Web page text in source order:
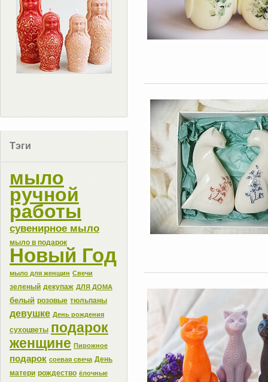
Тэги
мыло
ручной
работы
сувенирное мыло
мыло в подарок
Новый Год
мыло для женщин Свечи
зеленый декупаж ДЛЯ ДОМА
белый розовые тюльпаны
девушке День рождения
сухоцветы подарок
женщине Пирожное
подарок соевая свеча День
матери рождество ёлочные